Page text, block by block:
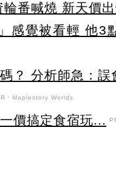
番喊燒 新天價
感覺被看輕 他3
？ 分析師急：誤
・Maplestory Worlds
價搞定食宿玩...